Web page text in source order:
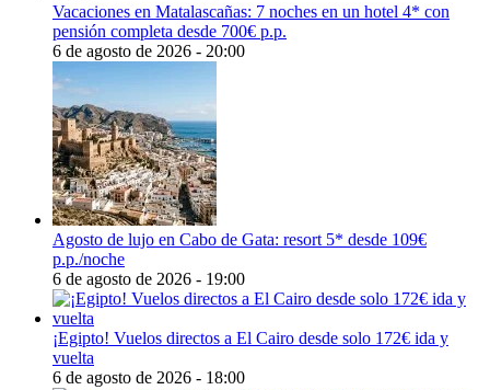
Vacaciones en Matalascañas: 7 noches en un hotel 4* con
pensión completa desde 700€ p.p.
6 de agosto de 2026 - 20:00
Agosto de lujo en Cabo de Gata: resort 5* desde 109€
p.p./noche
6 de agosto de 2026 - 19:00
¡Egipto! Vuelos directos a El Cairo desde solo 172€ ida y
vuelta
6 de agosto de 2026 - 18:00